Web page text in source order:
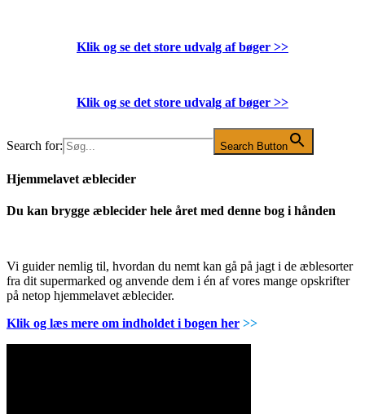
Klik og se det store udvalg af bøger >>
Klik og se det store udvalg af bøger >>
Search for: Search Button
Hjemmelavet æblecider
Du kan brygge æblecider hele året med denne bog i hånden
Vi guider nemlig til, hvordan du nemt kan gå på jagt i de æblesorter
fra dit supermarked og anvende dem i én af vores mange opskrifter
på netop hjemmelavet æblecider.
Klik og læs mere om indholdet i bogen her >>